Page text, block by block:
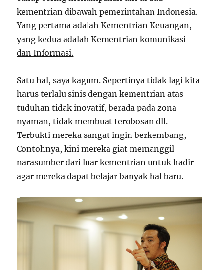
kementrian dibawah pemerintahan Indonesia.
Yang pertama adalahKementrian Keuangan ,
yang kedua adalahKementrian komunikasi
dan Informasi.
Satu hal, saya kagum. Sepertinya tidak lagi kita
harus terlalu sinis dengan kementrian atas
tuduhan tidak inovatif, berada pada zona
nyaman, tidak membuat terobosan dll.
Terbukti mereka sangat ingin berkembang,
Contohnya, kini mereka giat memanggil
narasumber dari luar kementrian untuk hadir
agar mereka dapat belajar banyak hal baru.